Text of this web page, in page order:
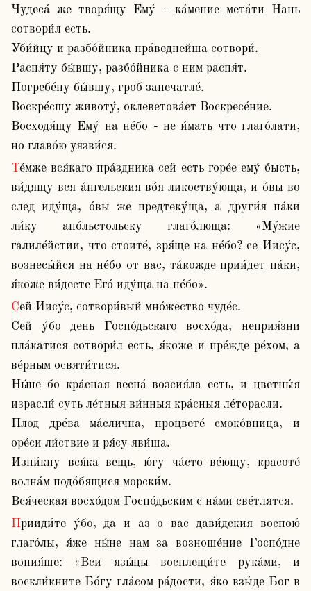
Чудеса́ же творя́щу Ему́ - ка́мение мета́ти Нань
сотвори́л есть.
Уби́йцу и разбо́йника пра́веднейша сотвори́.
Распя́ту бы́вшу, разбо́йника с ним распя́т.
Погребе́ну бы́вшу, гроб запечатле́.
Воскре́сшу животу́, оклеветова́ет Воскресе́ние.
Восходя́щу Ему́ на не́бо - не и́мать что глаго́лати,
но главо́ю уязви́ся.
Те́мже вся́каго пра́здника сей есть горе́е ему́ бысть,
ви́дящу вся а́нгельския во́я ликоству́юща, и о́вы во
след иду́ща, о́вы же предтеку́ща, а други́я па́ки
ли́ку апо́льстольску глаго́люща: «Му́жие
галиле́йстии, что стоите́, зря́ще на не́бо? се Иису́с,
вознесы́йся на не́бо от вас, та́кожде прии́дет па́ки,
я́коже ви́десте Его́ иду́ща на не́бо».
Сей Иису́с, сотвори́вый мно́жество чуде́с.
Сей у́бо день Госпо́дьскаго восхо́да, неприя́зни
пла́катися сотвори́л есть, я́коже и пре́жде ре́хом, а
ве́рным освяти́тися.
Ны́не бо кра́сная весна́ возсия́ла есть, и цветны́я
израсли́ суть ле́тныя ви́нныя кра́сныя ле́торасли.
Плод дре́ва ма́слична, процвете́ смоко́вница, и
оре́си ли́ствие и ря́су яви́ша.
Изни́кну вся́ка вещь, ю́гу ча́сто ве́ющу, красоте́
волна́м подо́бящися морски́м.
Вся́ческая восхо́дом Госпо́дьским с на́ми све́тлятся.
Прииди́те у́бо, да и аз о вас дави́дския воспою́
глаго́лы, я́же ны́не нам за возноше́ние Госпо́дне
вопия́ше: «Вси язы́цы восплещи́те рука́ми, и
воскли́кните Бо́гу гла́сом ра́дости, я́ко взы́де Бог в